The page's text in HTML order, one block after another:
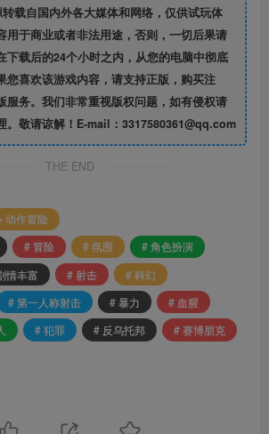
载自国内外各大媒体和网络，仅供试玩体
用于商业或者非法用途，否则，一切后果请
下载后的24个小时之内，从您的电脑中彻底
您喜欢该游戏内容，请支持正版，购买注
服务。我们非常重视版权问题，如有侵权请
。敬请谅解！E-mail：3317580361@qq.com
THE END
动作冒险
# 冒险 # 氛围
# 角色扮演
情丰富 # 射击
# 科幻
# 第一人称射击 # 暴力
# 血腥
# 犯罪 # 反乌托邦
# 赛博朋克